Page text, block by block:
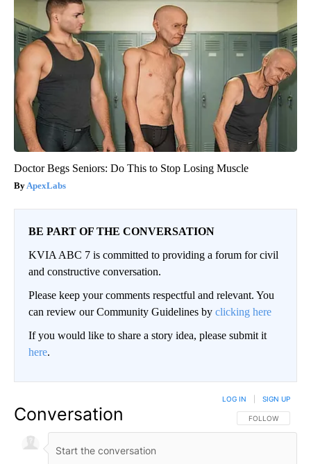
Doctor Begs Seniors: Do This to Stop Losing Muscle
ApexLabs
BE PART OF THE CONVERSATION
KVIA ABC 7 is committed to providing a forum for civil
and constructive conversation.
Please keep your comments respectful and relevant. You
can review our Community Guidelines by clicking here
If you would like to share a story idea, please submit it
here.
Conversation FOLLOW THIS
FOLLOW
LOG IN SIGN UP